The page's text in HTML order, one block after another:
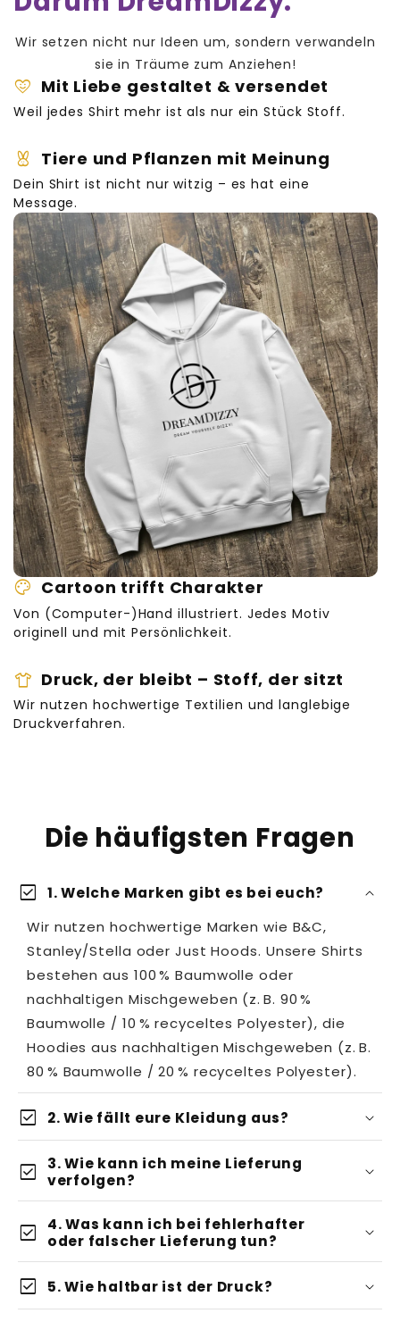
Stelle die Waschtemperatur auf 30
Grad Celsius ein.
Benutze ein mildes Waschmittel, das für
bedruckte Stoffe geeignet ist. Vermeide
die Verwendung von Bleichmitteln oder
Aufdruck beschädigen können.
Drehe die Textilien vor dem Waschen
auf links, um den Druck zu schonen.
Wähle eine niedrige Schleuderstufe, um
die Belastung des Stoffes zu minimieren.
Trockne die bedruckten Textilien
idealerweise an der Luft oder verwende
einen Schonprogramm im Trockner bei
niedriger Temperatur.
Bügel die bedruckten Bereiche auf der
Rückseite des Stoffes oder lege ein
Bügeltuch darüber, um direkten Kontakt
zwischen dem Bügeleisen und dem Druck
zu vermeiden.
https://dreamdizzy.com
Wir setzen nicht nur Ideen um, sondern verwandeln
sie in Träume zum Anziehen!
heart_smile Mit Liebe gestaltet & versendet
Weil jedes Shirt mehr ist als nur ein Stück Stoff.
cruelty_free Tiere und Pflanzen mit Meinung
Dein Shirt ist nicht nur witzig – es hat eine
Message.
palette Cartoon trifft Charakter
Von (Computer-)Hand illustriert. Jedes Motiv
originell und mit Persönlichkeit.
apparellDruck, der bleibt – Stoff, der sitzt
Wir nutzen hochwertige Textilien und langlebige
Druckverfahren.
Die häufigsten Fragen
check_box
1. Welche Marken gibt es bei euch?
Wir nutzen hochwertige Marken wie B&C,
Stanley/Stella oder Just Hoods. Unsere Shirts
bestehen aus 100 % Baumwolle oder
nachhaltigen Mischgeweben (z. B. 90 %
Baumwolle / 10 % recyceltes Polyester), die
Hoodies aus nachhaltigen Mischgeweben (z. B.
80 % Baumwolle / 20 % recyceltes Polyester).
check_box 2. Wie fällt eure Kleidung aus?
check_box
3. Wie kann ich meine Lieferung
verfolgen?
check_box
4. Was kann ich bei fehlerhafter
oder falscher Lieferung tun?
check_box 5. Wie haltbar ist der Druck?